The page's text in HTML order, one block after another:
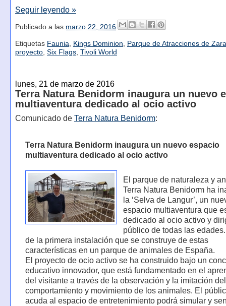
Seguir leyendo »
Publicado a las marzo 22, 2016
Etiquetas Faunia, Kings Dominion, Parque de Atracciones de
proyecto, Six Flags, Tivoli World
lunes, 21 de marzo de 2016
Terra Natura Benidorm inaugura un nuevo
multiaventura dedicado al ocio activo
Comunicado de Terra Natura Benidorm:
Terra Natura Benidorm inaugura un nuevo espacio
multiaventura dedicado al ocio activo
El parque de naturaleza y
Terra Natura Benidorm ha
la ‘Selva de Langur’, un
espacio multiaventura que
dedicado al ocio activo y
público de todas las
de la primera instalación que se construye de estas
características en un parque de animales de España.
El proyecto de ocio activo se ha construido bajo un
educativo innovador, que está fundamentado en el
del visitante a través de la observación y la imitación del
comportamiento y movimiento de los animales. El
acuda al espacio de entretenimiento podrá simular y